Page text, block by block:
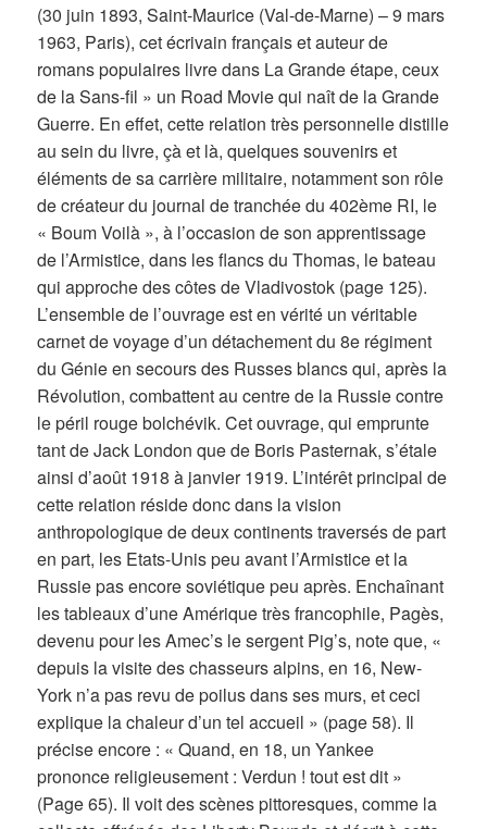
(30 juin 1893, Saint-Maurice (Val-de-Marne) – 9 mars
1963, Paris), cet écrivain français et auteur de
romans populaires livre dans La Grande étape, ceux
de la Sans-fil » un Road Movie qui naît de la Grande
Guerre. En effet, cette relation très personnelle distille
au sein du livre, çà et là, quelques souvenirs et
éléments de sa carrière militaire, notamment son rôle
de créateur du journal de tranchée du 402ème RI, le
« Boum Voilà », à l’occasion de son apprentissage
de l’Armistice, dans les flancs du Thomas, le bateau
qui approche des côtes de Vladivostok (page 125).
L’ensemble de l’ouvrage est en vérité un véritable
carnet de voyage d’un détachement du 8e régiment
du Génie en secours des Russes blancs qui, après la
Révolution, combattent au centre de la Russie contre
le péril rouge bolchévik. Cet ouvrage, qui emprunte
tant de Jack London que de Boris Pasternak, s’étale
ainsi d’août 1918 à janvier 1919. L’intérêt principal de
cette relation réside donc dans la vision
anthropologique de deux continents traversés de part
en part, les Etats-Unis peu avant l’Armistice et la
Russie pas encore soviétique peu après. Enchaînant
les tableaux d’une Amérique très francophile, Pagès,
devenu pour les Amec’s le sergent Pig’s, note que, «
depuis la visite des chasseurs alpins, en 16, New-
York n’a pas revu de poilus dans ses murs, et ceci
explique la chaleur d’un tel accueil » (page 58). Il
précise encore : « Quand, en 18, un Yankee
prononce religieusement : Verdun ! tout est dit »
(Page 65). Il voit des scènes pittoresques, comme la